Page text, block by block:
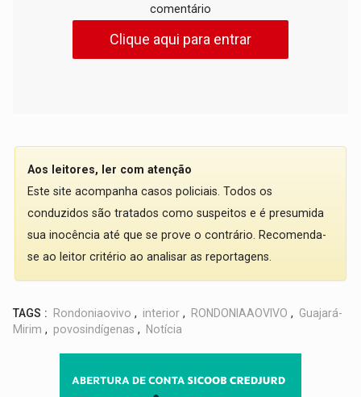
comentário
Clique aqui para entrar
Aos leitores, ler com atenção
Este site acompanha casos policiais. Todos os
conduzidos são tratados como suspeitos e é presumida
sua inocência até que se prove o contrário. Recomenda-
se ao leitor critério ao analisar as reportagens.
TAGS : Rondoniaovivo , interior , RONDONIAAOVIVO , Guajará-
Mirim , povosindígenas , Notícia